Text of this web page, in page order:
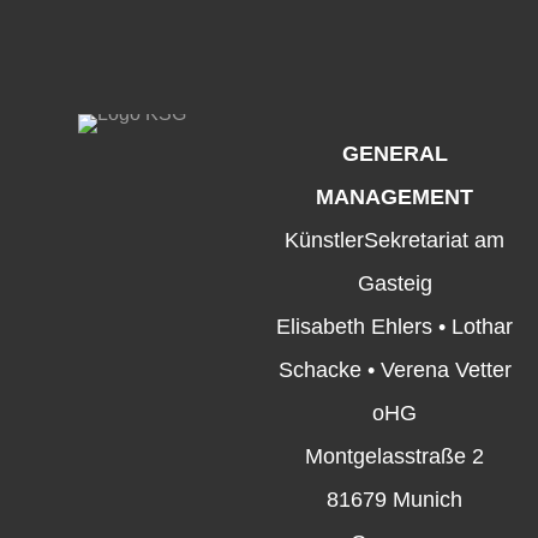
GENERAL
MANAGEMENT
KünstlerSekretariat am
Gasteig
Elisabeth Ehlers • Lothar
Schacke • Verena Vetter
oHG
Montgelasstraße 2
81679 Munich